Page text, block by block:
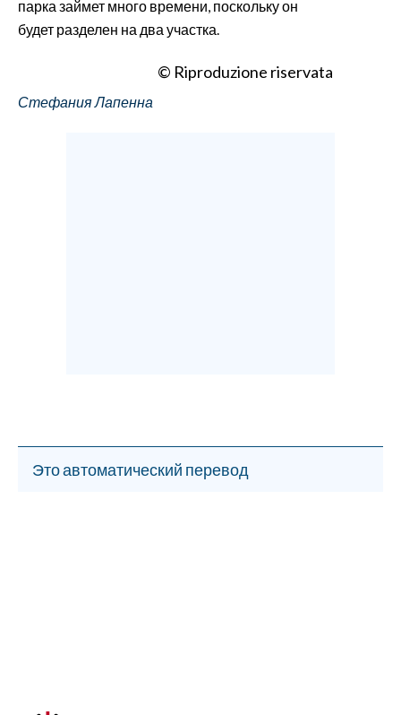
парка займет много времени, поскольку он
будет разделен на два участка.
© Riproduzione riservata
Стефания Лапенна
Это автоматический перевод